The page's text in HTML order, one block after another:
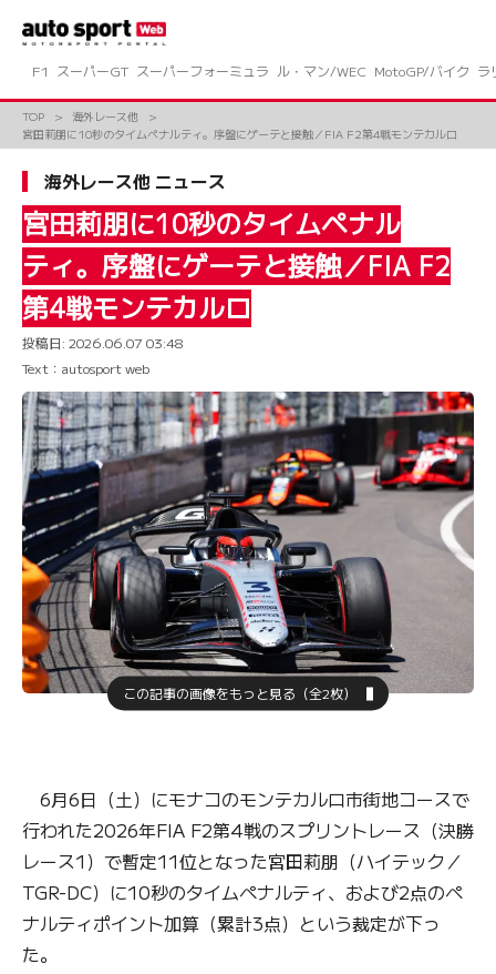
ツ
キ
F1 スーパーGT スーパーフォーミュラ ル・マン/WEC MotoGP/バイク ラ
TOP
海外レース他
宮田莉朋に10秒のタイムペナルティ。序盤にゲーテと接触／FIA F2第4戦モンテカルロ
海外レース他 ニュース
宮田莉朋に10秒のタイムペナル
ティ。序盤にゲーテと接触／FIA F2
第4戦モンテカルロ
投稿日: 2026.06.07 03:48
Text：autosport web
この記事の画像をもっと見る（全2枚）
6月6日（土）にモナコのモンテカルロ市街地コースで
行われた2026年FIA F2第4戦のスプリントレース（決勝
レース1）で暫定11位となった宮田莉朋（ハイテック／
TGR-DC）に10秒のタイムペナルティ、および2点のペ
ナルティポイント加算（累計3点）という裁定が下っ
た。